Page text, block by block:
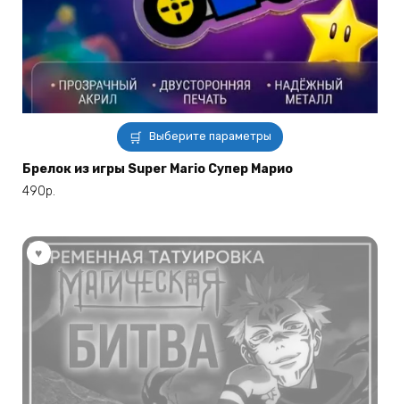
Выберите параметры
Этот
товар
имеет
можно
выбрать
на
странице
товара.
Брелок из игры Super Mario Супер Марио
490р.